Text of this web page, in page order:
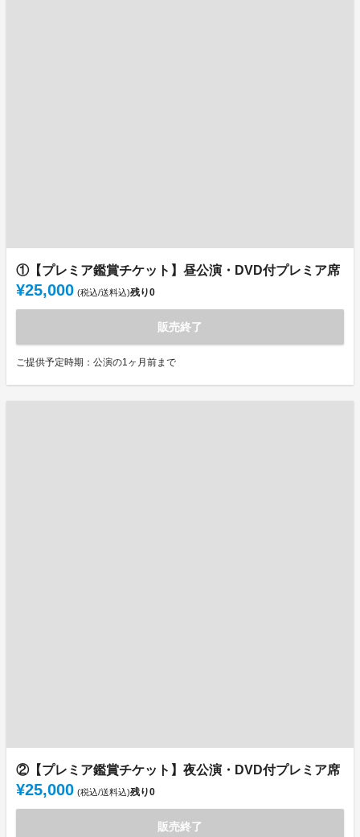
①【プレミア鑑賞チケット】昼公演・DVD付プレミア席
¥25,000 (税込/送料込)残り0
販売終了
ご提供予定時期：公演の1ヶ月前まで
②【プレミア鑑賞チケット】夜公演・DVD付プレミア席
¥25,000 (税込/送料込)残り0
販売終了